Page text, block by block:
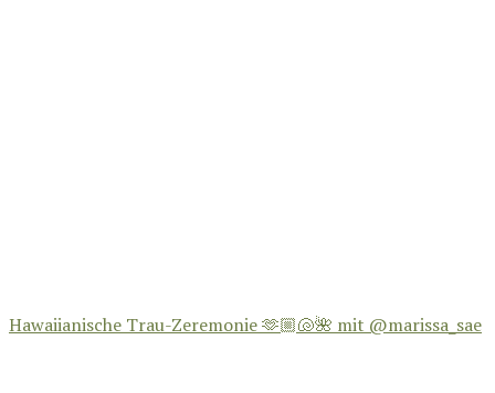
Hawaiianische Trau-Zeremonie 🫶🏼🐚🌺 mit @marissa_sae